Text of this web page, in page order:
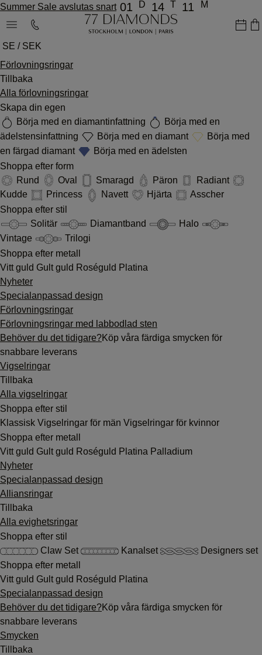
Summer Sale avslutas snart 01 D 14 T 11 M
SE / SEK
Förlovningsringar
Tillbaka
Alla förlovningsringar
Skapa din egen
Börja med en diamantinfattning
Börja med en
ädelstensinfattning
Börja med en diamant
Börja med
en färgad diamant
Börja med en ädelsten
Shoppa efter form
Rund
Oval Smaragd Päron
Radiant
Kudde
Princess Navett Hjärta
Asscher
Shoppa efter stil
Solitär
Diamantband
Halo
Vintage
Trilogi
Shoppa efter metall
Vitt guld Gult guld Roséguld Platina
Nyheter
Specialanpassad design
Förlovningsringar
Förlovningsringar med labbodlad sten
Behöver du det tidigare?Köp våra färdiga smycken för
snabbare leverans
Vigselringar
Tillbaka
Alla vigselringar
Shoppa efter stil
Klassisk Vigselringar för män Vigselringar för kvinnor
Shoppa efter metall
Vitt guld Gult guld Roséguld Platina Palladium
Nyheter
Specialanpassad design
Alliansringar
Tillbaka
Alla evighetsringar
Shoppa efter stil
Claw Set
Kanalset
Designers set
Shoppa efter metall
Vitt guld Gult guld Roséguld Platina
Specialanpassad design
Behöver du det tidigare?Köp våra färdiga smycken för
snabbare leverans
Smycken
Tillbaka